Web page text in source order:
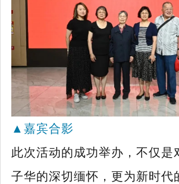
▲ 嘉宾合影
此次活动的成功举办， 不仅是
子华的深切缅怀， 更为新时代